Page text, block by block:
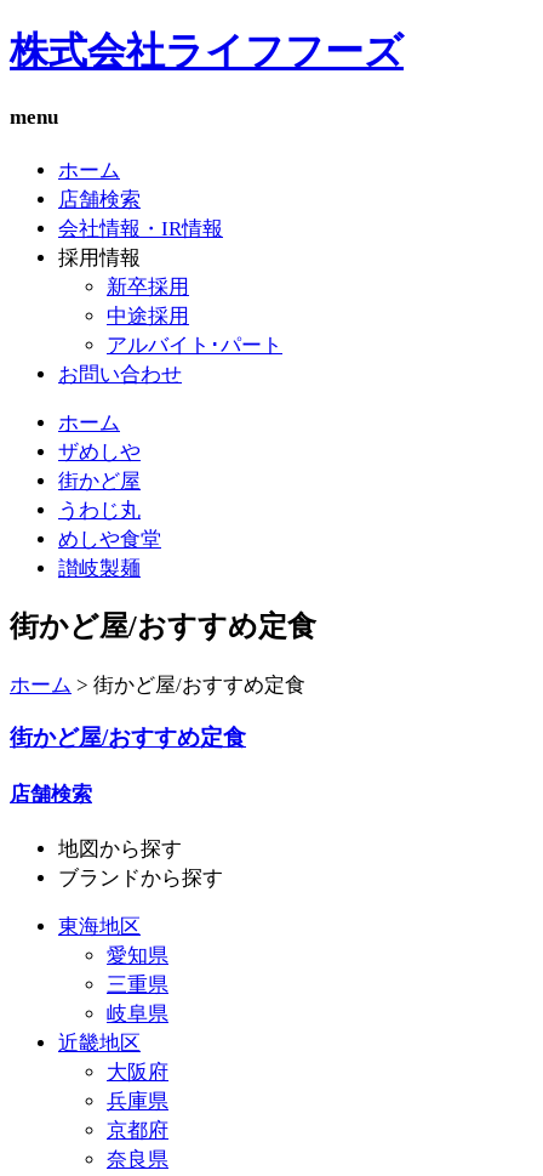
株式会社ライフフーズ
menu
ホーム
店舗検索
会社情報・IR情報
採用情報
新卒採用
中途採用
アルバイト･パート
お問い合わせ
ホーム
ザめしや
街かど屋
うわじ丸
めしや食堂
讃岐製麺
街かど屋/おすすめ定食
ホーム > 街かど屋/おすすめ定食
街かど屋/おすすめ定食
店舗検索
地図 から探す
ブランドから探す
東海地区
愛知県
三重県
岐阜県
近畿地区
大阪府
兵庫県
京都府
奈良県